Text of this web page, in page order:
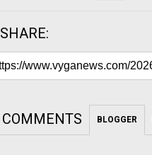
SHARE:
COMMENTS BLOGGER